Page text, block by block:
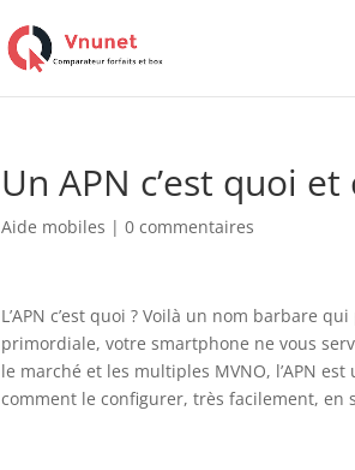
Un APN c’est quoi
Aide mobiles |0 commentaires
L’APN c’est quoi ? Voilà un nom barbare
primordiale, votre smartphone ne vous
le marché et les multiples MVNO, l’APN
comment le configurer, très facilement, en